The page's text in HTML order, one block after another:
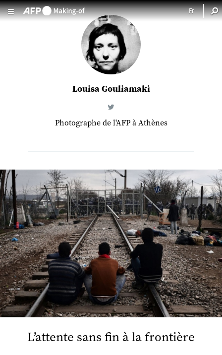
Louisa Gouliamaki
Photographe de l'AFP à Athènes
L’attente sans fin à la frontière